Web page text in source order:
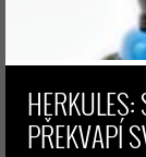
PŘEKVAPÍ